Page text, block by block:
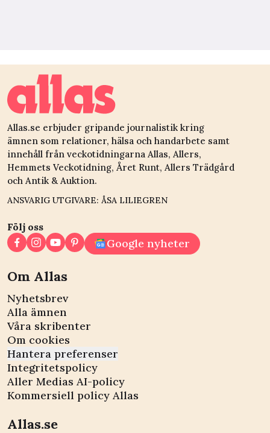
Allas.se erbjuder gripande journalistik kring
ämnen som relationer, hälsa och handarbete samt
innehåll från veckotidningarna Allas, Allers,
Hemmets Veckotidning, Året Runt, Allers Trädgård
och Antik & Auktion.
ANSVARIG UTGIVARE: ÅSA LILIEGREN
Följ oss
Google nyheter
Om Allas
Nyhetsbrev
Alla ämnen
Våra skribenter
Om cookies
Hantera preferenser
Integritetspolicy
Aller Medias AI-policy
Kommersiell policy Allas
Allas.se